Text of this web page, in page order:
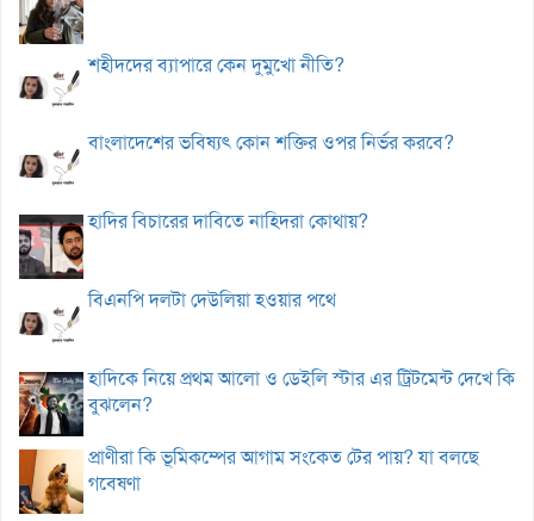
শহীদদের ব্যাপারে কেন দুমুখো নীতি?
বাংলাদেশের ভবিষ্যৎ কোন শক্তির ওপর নির্ভর করবে?
হাদির বিচারের দাবিতে নাহিদরা কোথায়?
বিএনপি দলটা দেউলিয়া হওয়ার পথে
হাদিকে নিয়ে প্রথম আলো ও ডেইলি স্টার এর ট্রিটমেন্ট দেখে কি
বুঝলেন?
প্রাণীরা কি ভূমিকম্পের আগাম সংকেত টের পায়? যা বলছে
গবেষণা